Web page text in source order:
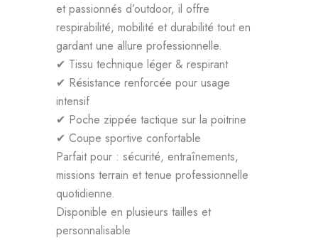
et passionnés d’outdoor, il offre
respirabilité, mobilité et durabilité tout en
gardant une allure professionnelle.
✔ Tissu technique léger & respirant
✔ Résistance renforcée pour usage
intensif
✔ Poche zippée tactique sur la poitrine
✔ Coupe sportive confortable
Parfait pour : sécurité, entraînements,
missions terrain et tenue professionnelle
quotidienne.
Disponible en plusieurs tailles et
personnalisable